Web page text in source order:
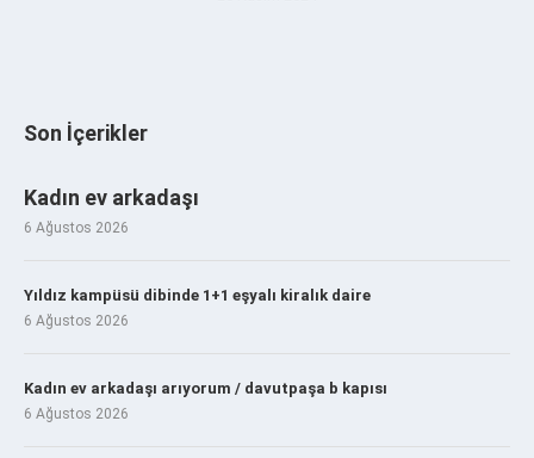
Son İçerikler
Kadın ev arkadaşı
6 Ağustos 2026
Yıldız kampüsü dibinde 1+1 eşyalı kiralık daire
6 Ağustos 2026
Kadın ev arkadaşı arıyorum / davutpaşa b kapısı
6 Ağustos 2026